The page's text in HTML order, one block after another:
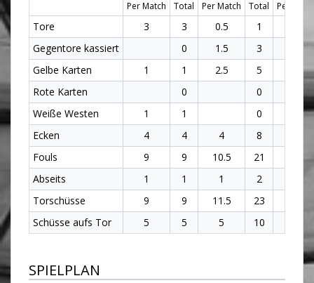
Per Match
Total Per Match Total Per
Tore 3 3 0.5 1
Gegentore kassiert
0 1.5 3
Gelbe Karten
1 1 2.5 5
Rote Karten
0
0
Weiße Westen
1 1 0
Ecken
4 4 4 8
Fouls
9 9 10.5 21
Abseits
1 1 1 2
Torschüsse
9 9 11.5 23
Schüsse aufs Tor
5 5 5 10
SPIELPLAN